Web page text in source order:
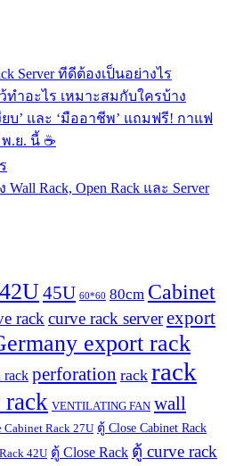
Server ทีดีต้องเป็นอย่างไร
ทำอะไร เหมาะสมกับใครบ้าง
บ’ และ ‘มืออาชีพ’ แถมฟรี! กาแฟ
.ย. นี้ ☕
Rack, Open Rack และ Server
42U45U 60*60 80cm Cabinet
rackcurve rack serverexport
export rack
rack perforation rack rack
rack VENTILATING FAN wall
Cabinet Rack 27U ตู้ Close Cabinet Rack
42U ตู้ Close Rack ตู้ curve rack